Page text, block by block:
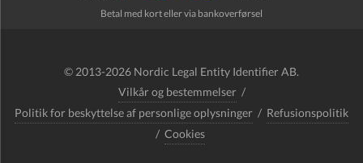
Betal med kort eller via bankoverførsel
© 2013-2026 Nordic Legal Entity Identifier AB.
Vilkår og bestemmelser /
Politik for beskyttelse af personlige oplysninger / Refusionspolitik
/ Cookies